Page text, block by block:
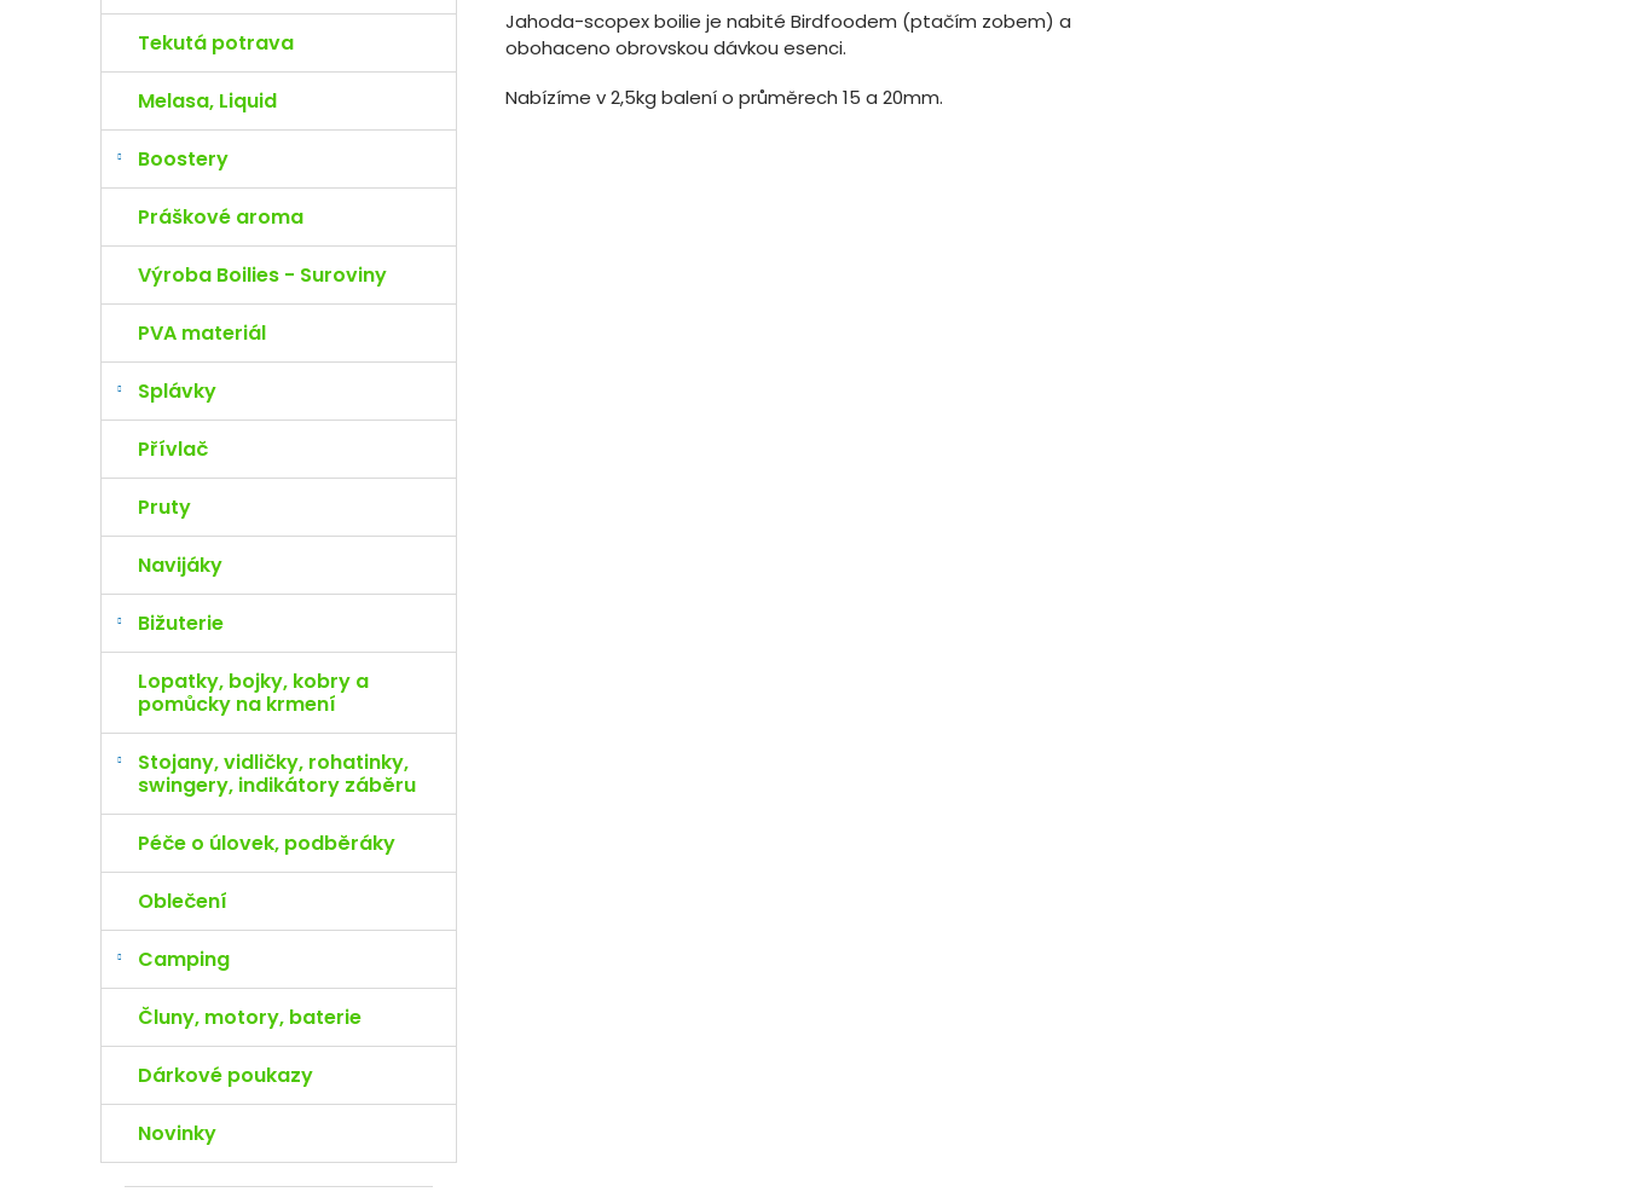
Tekutá potrava
Melasa, Liquid
Boostery
Práškové aroma
Výroba Boilies - Suroviny
PVA materiál
Splávky
Přívlač
Pruty
Navijáky
Bižuterie
Lopatky, bojky, kobry a
pomůcky na krmení
Stojany, vidličky, rohatinky,
swingery, indikátory záběru
Péče o úlovek, podběráky
Oblečení
Camping
Čluny, motory, baterie
Dárkové poukazy
Novinky
Jahoda-scopex boilie je nabité Birdfoodem (ptačím zobem) a
obohaceno obrovskou dávkou esenci.
Nabízíme v 2,5kg balení o průměrech 15 a 20mm.